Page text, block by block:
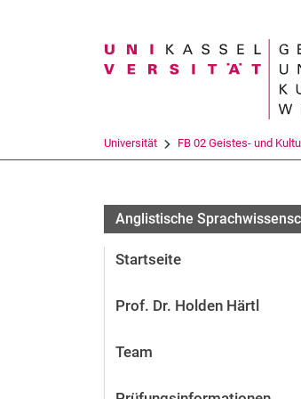
Universität FB 02 Geistes- und
Anglistische
Startseite
Prof. Dr. Holden Härtl
Team